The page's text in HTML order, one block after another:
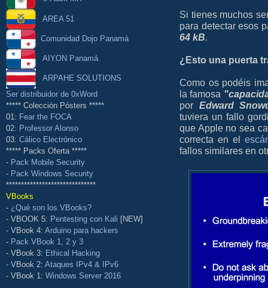
AREA 51
Comunidad Dojo Panamá
AIYON Panamá
ARPAHE SOLUTIONS
Ser distribuidor de 0xWord
***** Colección Pósters *****
01: Fear the FOCA
02: Professor Alonso
03: Cálico Electrónico
***** Packs Oferta *****
- Pack Mobile Security
- Pack Windows Security
******************************
VBooks
- ¿Qué son los VBooks?
- VBOOK 5: Pentesting con Kali [NEW]
- VBook 4: Arduino para hackers
- Pack VBook 1, 2 y 3
- VBook 3: Ethical Hacking
- VBook 2: Ataques IPv4 & IPv6
- VBook 1: Windows Server 2016
Si tienes muchos
para detectar esos
64 kB.
¿Esto una puerta
Como os podéis
la famosa
por Edward
tuviera un fallo
que Apple no sea
correcta en el
fallos similares en